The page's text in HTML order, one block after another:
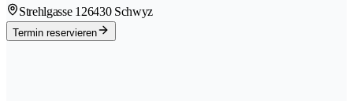
Strehlgasse 126430 Schwyz
Termin reservieren